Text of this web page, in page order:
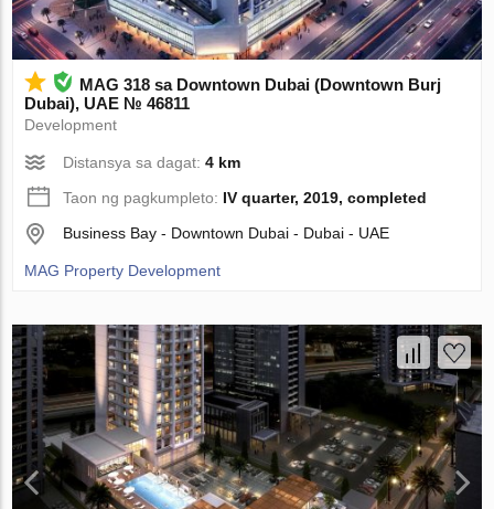
MAG 318 sa Downtown Dubai (Downtown Burj
Dubai), UAE № 46811
Development
Distansya sa dagat:4 km
Taon ng pagkumpleto: IV quarter, 2019, completed
Business Bay - Downtown Dubai - Dubai - UAE
MAG Property Development